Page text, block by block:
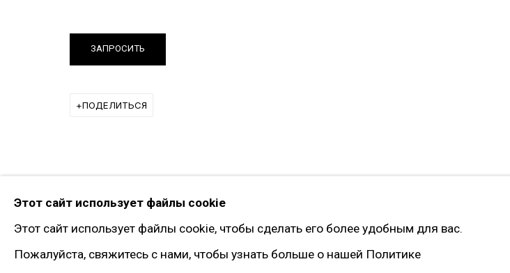
Подписка на рассылку
Политика конфиденциальности Управлять файлами cookies
© 2026 ГАЛЕРЕЯ ГАРИ ТАТИНЦЯНА. ВСЕ ПРАВА ЗАЩИЩЕНЫ
Этот сайт использует файлы cookie
Этот сайт использует файлы cookie, чтобы сделать его более удобным для вас.
Пожалуйста, свяжитесь с нами, чтобы узнать больше о нашей Политике
ЗАПРОСИТЬ
ПОДЕЛИТЬСЯ